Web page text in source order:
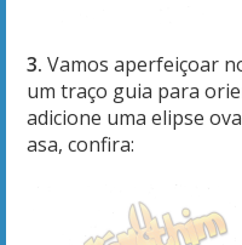
3. Vamos aperfeiçoar
um traço guia para
adicione uma elipse
asa, confira: